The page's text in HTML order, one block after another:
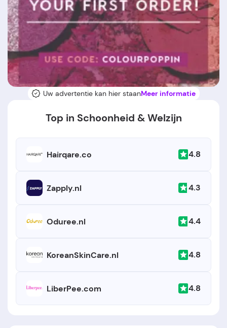
Uw advertentie kan hier staanMeer informatie
Top in Schoonheid & Welzijn
Hairqare.co 4.8
Zapply.nl 4.3
Oduree.nl 4.4
KoreanSkinCare.nl 4.8
LiberPee.com 4.8